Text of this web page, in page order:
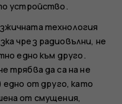
устройство.
технология
чрез радиовълни, не
едно към друго.
трябва да са на не
от друго, като
от смущения,